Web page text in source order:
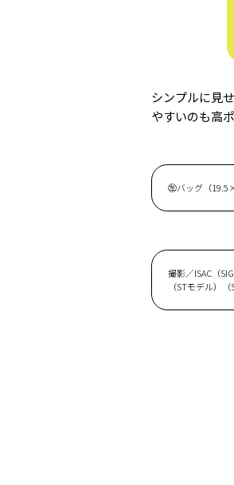
シンプルに見
やすいのも高
㊧バッグ（
撮影／ISAC（
（STモデル）（